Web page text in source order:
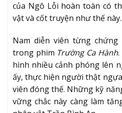
của Ngô Lỗi hoàn toàn có
vật và cốt truyện như thế này.
Nam diễn viên từng
trong phim Trường Ca Hành
hình nhiều cảnh phóng lên
ấy, thực hiện người thật
viên đóng thế. Những kỹ
vững chắc này càng làm